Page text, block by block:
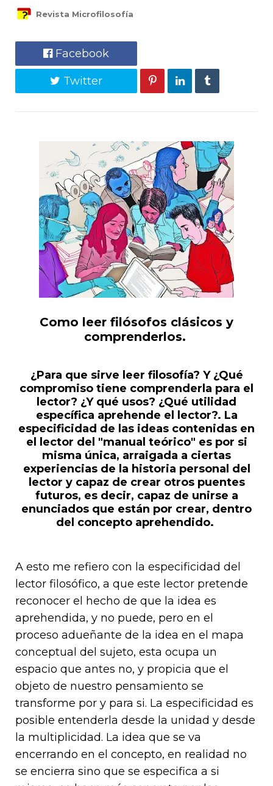
Revista Microfilosofía
Facebook
Twitter
Como leer filósofos clásicos y
comprenderlos.
¿Para que sirve leer filosofía? Y ¿Qué
compromiso tiene comprenderla para el
lector? ¿Y qué usos? ¿Qué utilidad
específica aprehende el lector?. La
especificidad de las ideas contenidas en
el lector del "manual teórico" es por si
misma única, arraigada a ciertas
experiencias de la historia personal del
lector y capaz de crear otros puentes
futuros, es decir, capaz de unirse a
enunciados que están por crear, dentro
del concepto aprehendido.
A esto me refiero con la especificidad del
lector filosófico, a que este lector pretende
reconocer el hecho de que la idea es
aprehendida, y no puede, pero en el
proceso adueñante de la idea en el mapa
conceptual del sujeto, esta ocupa un
espacio que antes no, y propicia que el
objeto de nuestro pensamiento se
transforme por y para si. La especificidad es
posible entenderla desde la unidad y desde
la multiplicidad. La idea que se va
encerrando en el concepto, en realidad no
se encierra sino que se especifica a si